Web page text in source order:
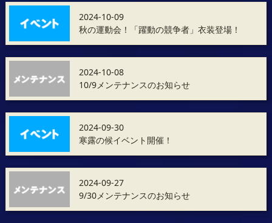
2024-10-09
秋の運動会！「躍動の競争者」衣装登場！
2024-10-08
10/9メンテナンスのお知らせ
2024-09-30
寒露の候イベント開催！
2024-09-27
9/30メンテナンスのお知らせ